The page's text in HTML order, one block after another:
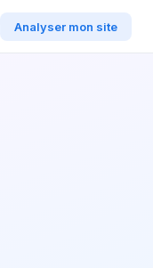
Analyser mon site